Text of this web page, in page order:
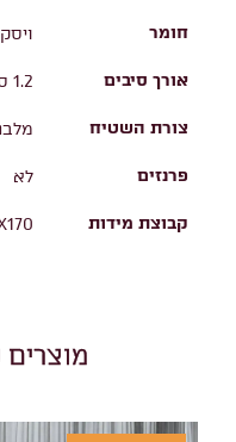
חומר
אורך סיבים 1.2 ס"מ
צורת השטיח
פרנזים לא
קבוצת מידות
מוצרים